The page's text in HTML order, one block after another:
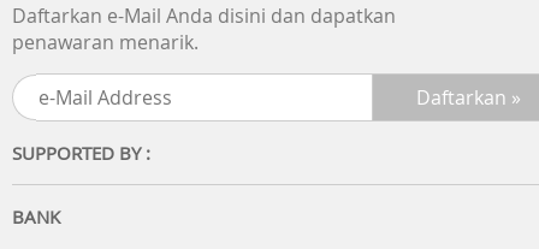
baterai mungkin bervariasi berdasarkan kondisi
penggunaan dan komputasi.
Teknologi wireless: Konektivitas wireless 2,4 GHz terbaik
Antarmuka: Receiver USB
INFORMASI GARANSI
Garansi hardware terbatas 3 tahun
NOMOR SUKU CADANG
Daftarkan e-Mail Anda disini dan dapatkan
penawaran menarik.
SUPPORTED BY :
BANK